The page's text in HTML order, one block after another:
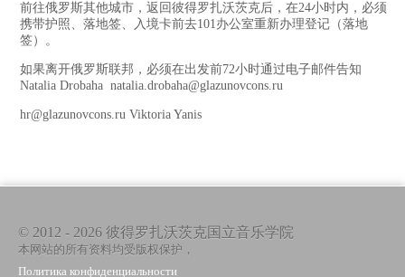
前往俄罗斯其他城市，返回彼得罗扎沃茨克后，在24小时内，必须
携带护照、落地签、入境卡前去101办公室重新办理登记（落地
签）。
如果离开俄罗斯联邦，必须在出发前72小时通过电子邮件告知
Natalia Drobaha natalia.drobaha@glazunovcons.ru
hr@glazunovcons.ru Viktoria Yanis
© 2012 - 2026 彼得罗扎沃茨克国立音乐学院
本网站的所有资料均受版权保护，
Политика конфиденциальности